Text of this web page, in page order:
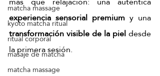
matcha massage
kyoto matcha ritual
ritual corporal
masaje de matcha
matcha massage
experiencia sensorial premium
transformación visible de la piel desde
la primera sesión.